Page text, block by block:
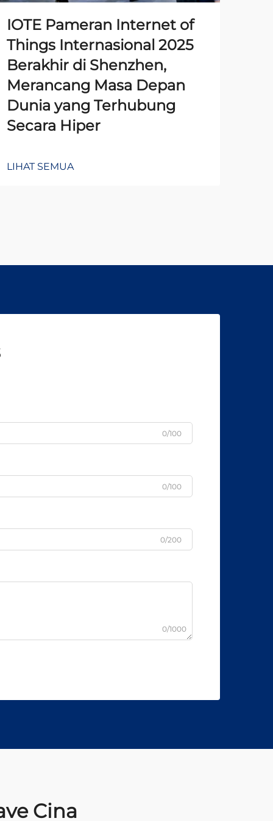
IOTE Pameran Internet of
Things Internasional 2025
Berakhir di Shenzhen,
Merancang Masa Depan
Dunia yang Terhubung
Secara Hiper
LIHAT SEMUA
0/100
0/100
0/200
0/1000
Cina